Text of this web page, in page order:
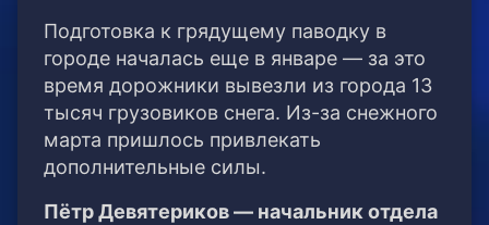
Подготовка к грядущему паводку в
городе началась еще в январе — за это
время дорожники вывезли из города 13
тысяч грузовиков снега. Из-за снежного
марта пришлось привлекать
дополнительные силы.
Пётр Девятериков — начальник отдела